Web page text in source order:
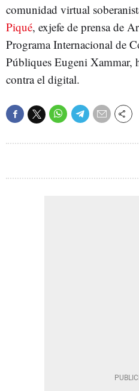
comunidad virtual
Piqué, exjefe de prensa de
Programa Internacional de
Públiques Eugeni Xammar,
contra el digital.